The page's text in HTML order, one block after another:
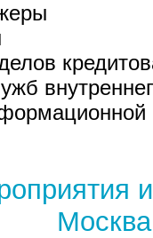
Москва